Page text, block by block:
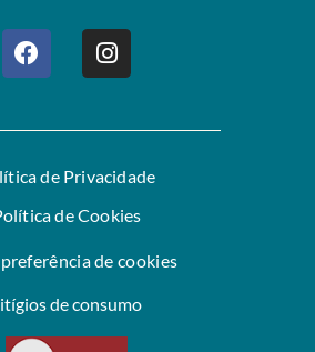
de Privacidade
de Cookies
de cookies
de consumo